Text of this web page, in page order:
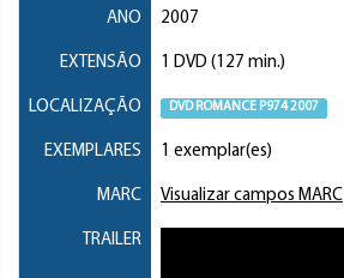
ANO 2007
EXTENSÃO 1 DVD (127 min.)
LOCALIZAÇÃO DVD ROMANCE P974 2007
EXEMPLARES 1 exemplar(es)
MARC Visualizar campos MARC
TRAILER